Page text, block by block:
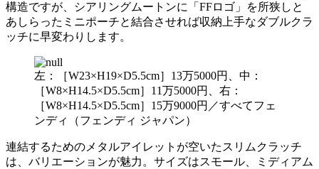
構造ですが、シアリングムートンに「FFロゴ」を所狭しと
あしらったミニポーチと結合させれば収納上手なダブルクラ
ッチに早変わりします。
左：［W23×H19×D5.5cm］13万5000円、中：
［W8×H14.5×D5.5cm］11万5000円、右：
［W8×H14.5×D5.5cm］15万9000円／すべてフェ
ンディ（フェンディ ジャパン）
連結するためのメタルアイレットが空いたスリムクラッチ
は、バリエーションが魅力。サイズはスモール、ミディアム